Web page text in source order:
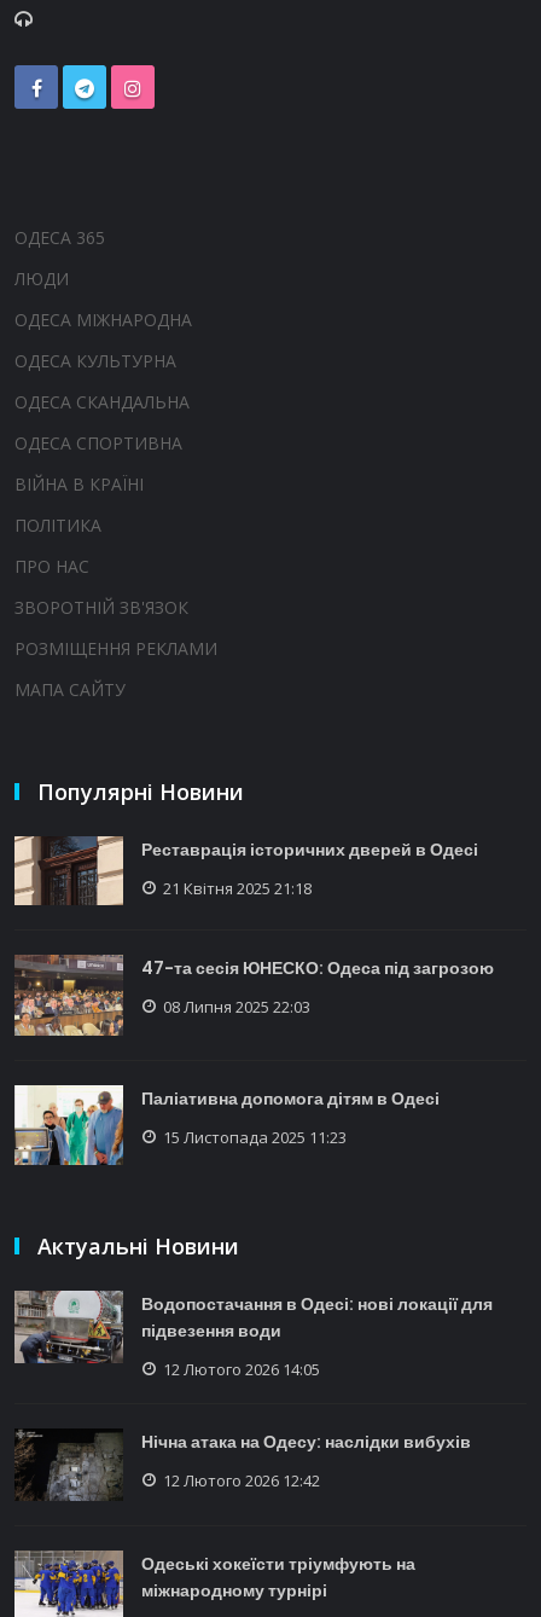
ОДЕСА 365
ЛЮДИ
ОДЕСА МІЖНАРОДНА
ОДЕСА КУЛЬТУРНА
ОДЕСА СКАНДАЛЬНА
ОДЕСА СПОРТИВНА
ВІЙНА В КРАЇНІ
ПОЛІТИКА
ПРО НАС
ЗВОРОТНІЙ ЗВ'ЯЗОК
РОЗМІЩЕННЯ РЕКЛАМИ
МАПА САЙТУ
Популярні Новини
Реставрація історичних дверей в Одесі
21 Квітня 2025 21:18
47-та сесія ЮНЕСКО: Одеса під загрозою
08 Липня 2025 22:03
Паліативна допомога дітям в Одесі
15 Листопада 2025 11:23
Актуальні Новини
Водопостачання в Одесі: нові локації для
підвезення води
12 Лютого 2026 14:05
Нічна атака на Одесу: наслідки вибухів
12 Лютого 2026 12:42
Одеські хокеїсти тріумфують на
міжнародному турнірі